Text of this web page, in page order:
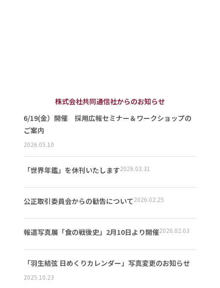
株式会社共同通信社からのお知らせ
6/19(金）開催 採用広報セミナー＆ワークショップの
ご案内
2026.05.10
「世界年鑑」を休刊いたします2026.03.31
公正取引委員会からの勧告について2026.02.25
報道写真展「食の戦後史」2月10日より開催2026.02.03
「羽生結弦 日めくりカレンダー」写真変更のお知らせ
2025.10.23